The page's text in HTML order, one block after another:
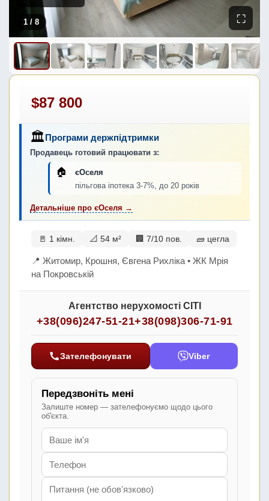
1 / 8 ⛶
$87 800
🏛Програми держпідтримки
Продавець готовий працювати з:
🏠 єОселя
пільгова іпотека 3-7%, до 20 років
Детальніше про єОселя →
🚪 1 кімн. 📐 54 м² 🏢 7/10 пов. 🧱 цегла
📍 Житомир, Крошня, Євгена Рихліка • ЖК Мрія
на Покровській
Агентство нерухомості СІТІ
+38(096)247-51-21+38(098)306-71-91
Зателефонувати Viber
Передзвоніть мені
Залиште номер — зателефонуємо щодо цього
об'єкта.